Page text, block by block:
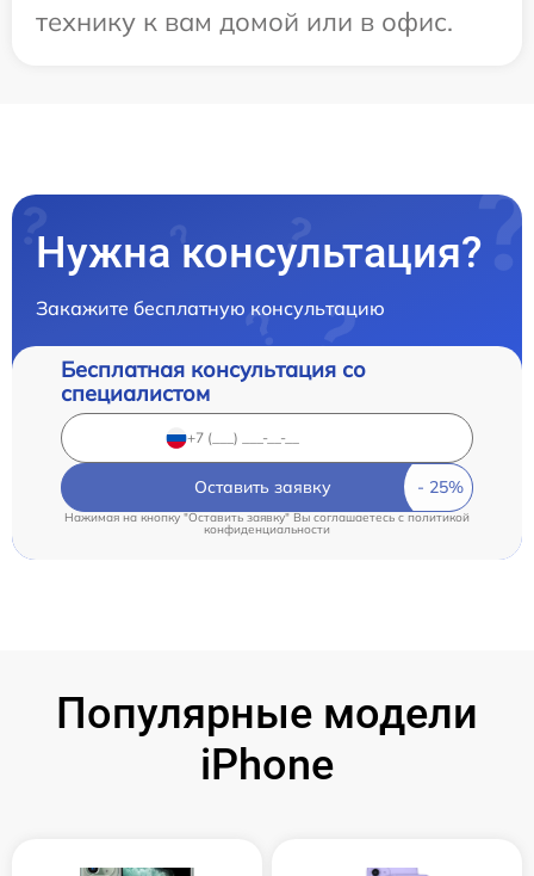
технику к вам домой или в офис.
Нужна консультация?
Закажите бесплатную консультацию
Бесплатная консультация со
специалистом
Оставить заявку
Нажимая на кнопку "Оставить заявку" Вы соглашаетесь cполитикой
конфиденциальности
Популярные модели
iPhone